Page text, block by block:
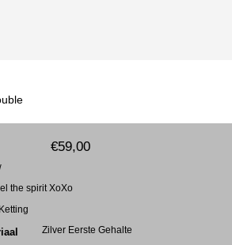
€59,00
the spirit XoXo
Ketting
Zilver Eerste Gehalte